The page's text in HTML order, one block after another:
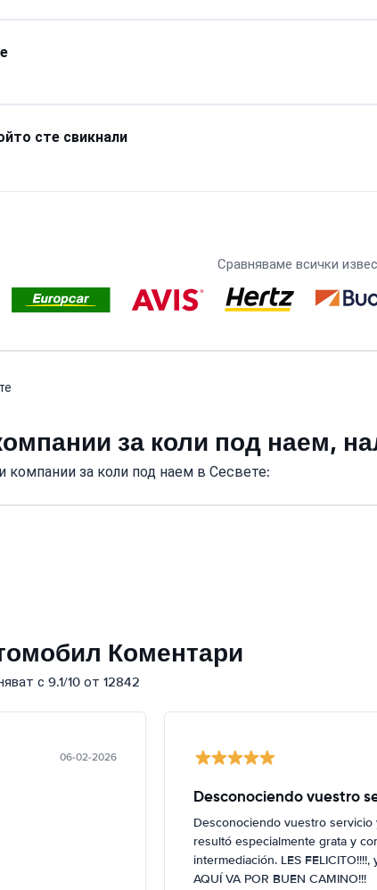
сте свикнали
Сравняваме всички
за коли под наем,
компании за коли под наем в Сесвете:
Коментари
с 9.1/10 от 12842
06-02-2026
Desconociendo vuestro servicio
resultó especialmente grata y
intermediación. LES
AQUÍ VA POR BUEN CAMINO!!!